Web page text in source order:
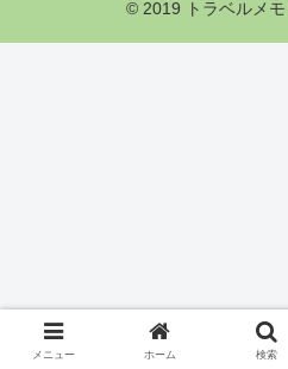
© 2019 トラベルメモ
メニュー ホーム 検索